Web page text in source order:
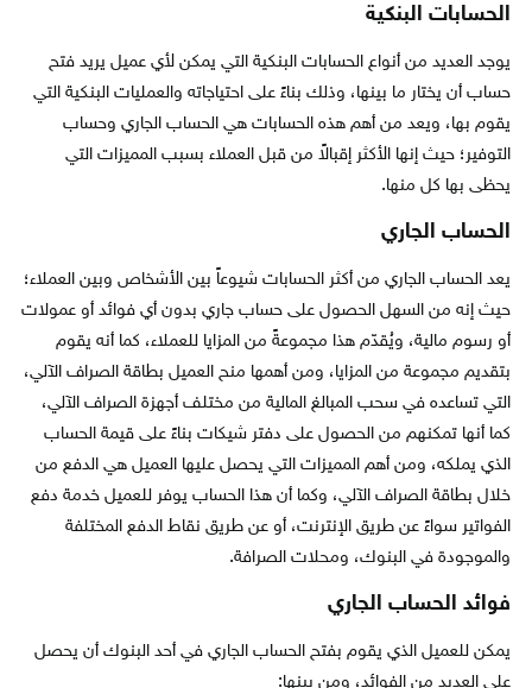
الحسابات البنكية
يوجد العديد من أنواع الحسابات البنكية التي يمكن لأي عميل يريد فتح
حساب أن يختار ما بينها، وذلك بناءً على احتياجاته والعمليات البنكية التي
يقوم بها، ويعد من أهم هذه الحسابات هي الحساب الجاري وحساب
التوفير؛ حيث إنها الأكثر إقبالاً من قبل العملاء بسبب المميزات التي
يحظى بها كل منها.
الحساب الجاري
يعد الحساب الجاري من أكثر الحسابات شيوعاً بين الأشخاص وبين العملاء؛
حيث إنه من السهل الحصول على حساب جاري بدون أي فوائد أو عمولات
أو رسوم مالية، ويُقدّم هذا مجموعةً من المزايا للعملاء، كما أنه يقوم
بتقديم مجموعة من المزايا، ومن أهمها منح العميل بطاقة الصراف الآلي،
التي تساعده في سحب المبالغ المالية من مختلف أجهزة الصراف الآلي،
كما أنها تمكنهم من الحصول على دفتر شيكات بناءً على قيمة الحساب
الذي يملكه، ومن أهم المميزات التي يحصل عليها العميل هي الدفع من
خلال بطاقة الصراف الآلي، وكما أن هذا الحساب يوفر للعميل خدمة دفع
الفواتير سواءً عن طريق الإنترنت، أو عن طريق نقاط الدفع المختلفة
والموجودة في البنوك، ومحلات الصرافة.
فوائد الحساب الجاري
يمكن للعميل الذي يقوم بفتح الحساب الجاري في أحد البنوك أن يحصل
على العديد من الفوائد، ومن بينها: